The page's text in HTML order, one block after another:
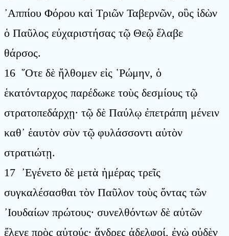
᾿Αππίου Φόρου καὶ Τριῶν Ταβερνῶν, οὓς ἰδὼν
ὁ Παῦλος εὐχαριστήσας τῷ Θεῷ ἔλαβε
θάρσος.
16 ῞Οτε δὲ ἤλθομεν εἰς ῾Ρώμην, ὁ
ἑκατόνταρχος παρέδωκε τοὺς δεσμίους τῷ
στρατοπεδάρχῃ· τῷ δὲ Παύλῳ ἐπετράπη μένειν
καθ᾿ ἑαυτὸν σὺν τῷ φυλάσσοντι αὐτὸν
στρατιώτῃ.
17 ᾿Εγένετο δὲ μετὰ ἡμέρας τρεῖς
συγκαλέσασθαι τὸν Παῦλον τοὺς ὄντας τῶν
᾿Ιουδαίων πρώτους· συνελθόντων δὲ αὐτῶν
ἔλεγε πρὸς αὐτούς· ἄνδρες ἀδελφοί, ἐγὼ οὐδὲν